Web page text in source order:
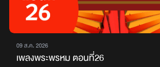
09 ส.ค. 2026
เพลงพระพรหม ตอนที่26